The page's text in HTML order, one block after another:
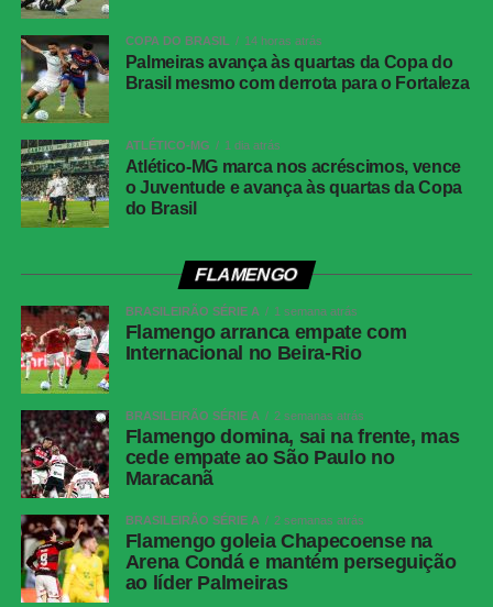
Cartões
vermelhos
Nenhum
Gol
Alan Minda, aos 50 minutos do segundo
Árbitro
Flávio Rodrigues de Souza
Assistentes
Alex Ang Ribeiro e Cipriano da Silva Sousa
VAR
Jandrei; Gabriel Pinheiro, Titi, Marcos Paulo e
Aderlan (Nathan); Raí, Lucas Mineiro, Patrick
Lanza (Diogo Barbosa); Fábio Lima (Amarilla),
Marcos Paulo (Pablo) e Alisson Safira (Luan).
Técnico: Maurício Barbieri.
Atlético-MG
Renan Lodi; Cissé (Igor Gomes), Alan Franco
(Maycon), Bernard (Dudu) e Victor Hugo
(Alan Minda); Cuello e Cassierra. Técnico:
Eduardo Domínguez.
COMENTE ABAIXO:
COPA DO BRASIL 14 horas atrás
Palmeiras avança às quartas da Copa do
Brasil mesmo com derrota para o Fortaleza
ATLÉTICO-MG 1 dia atrás
Atlético-MG marca nos acréscimos, vence
o Juventude e avança às quartas da Copa
do Brasil
FLAMENGO
BRASILEIRÃO SÉRIE A 1 semana atrás
Flamengo arranca empate com
Internacional no Beira-Rio
BRASILEIRÃO SÉRIE A 2 semanas atrás
Flamengo domina, sai na frente, mas
cede empate ao São Paulo no
Maracanã
BRASILEIRÃO SÉRIE A 2 semanas atrás
Flamengo goleia Chapecoense na
Arena Condá e mantém perseguição
ao líder Palmeiras